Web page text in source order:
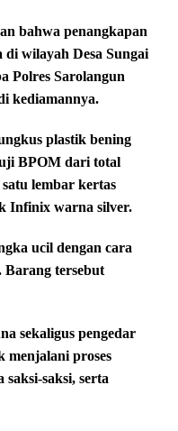
bahwa penangkapan
wilayah Desa Sungai
Polres Sarolangun
kediamannya.
plastik bening
BPOM dari total
lembar kertas
Infinix warna silver.
ucil dengan cara
Barang tersebut
sekaligus pengedar
menjalani proses
saksi, serta